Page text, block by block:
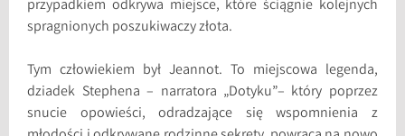
przypadkiem odkrywa miejsce, które ściągnie kolejnych
spragnionych poszukiwaczy złota.
Tym człowiekiem był Jeannot. To miejscowa legenda,
dziadek Stephena – narratora „Dotyku”– który poprzez
snucie opowieści, odradzające się wspomnienia z